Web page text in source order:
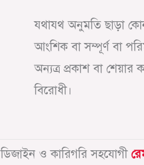
যথাযথ অনুমতি ছাড়া
আংশিক বা সম্পূর্ণ বা
অন্যত্র প্রকাশ বা শেয়ার
বিরোধী।
ডিজাইন ও কারিগরি সহযোগী